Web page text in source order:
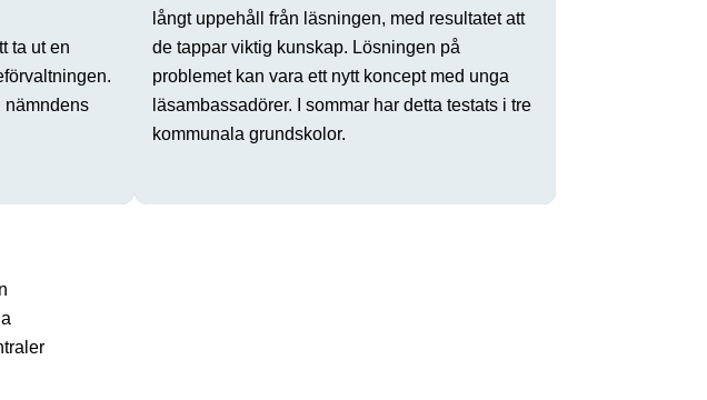
ta ut en
nämndens
långt uppehåll från läsningen, med resultatet att
de tappar viktig kunskap. Lösningen på
problemet kan vara ett nytt koncept med unga
läsambassadörer. I sommar har detta testats i tre
kommunala grundskolor.